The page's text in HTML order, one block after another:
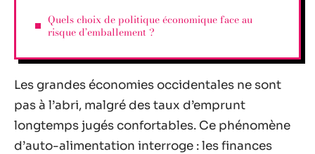
Quels choix de politique économique face au
risque d’emballement ?
Les grandes économies occidentales ne sont
pas à l’abri, malgré des taux d’emprunt
longtemps jugés confortables. Ce phénomène
d’auto-alimentation interroge : les finances